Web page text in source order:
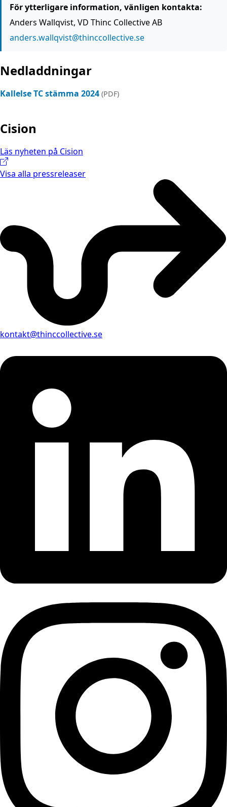
För ytterligare information, vänligen kontakta:
Anders Wallqvist, VD Thinc Collective AB
anders.wallqvist@thinccollective.se
Nedladdningar
Kallelse TC stämma 2024 (PDF)
Cision
Läs nyheten på Cision
Visa alla pressreleaser
kontakt@thinccollective.se